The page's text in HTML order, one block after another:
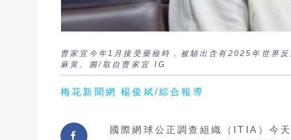
曹家宜今年1月接受藥檢時，被驗出含有2025年世界
麻黃。圖/取自曹家宜 IG
梅花新聞網 楊俊斌/綜合報導
國際網球公正調查組織（ITIA）今